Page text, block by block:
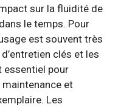
sur la fluidité de
le temps. Pour
est souvent très
clés et les
essentiel pour
et
Les